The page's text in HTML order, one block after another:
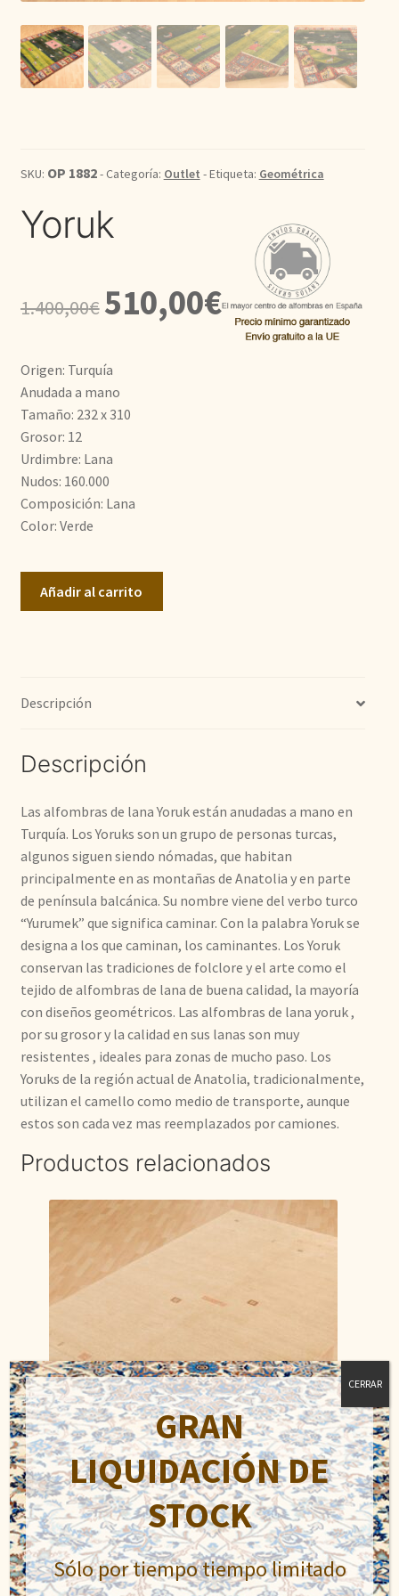
Kilim
Redondas
Seda
Pasillo
SKU: OP 1882- Categoría: Outlet - Etiqueta: Geométrica
Yoruk
1.400,00€
El
precio
era:
1.400,00€.
510,00€El
precio
Origen: Turquía
Anudada a mano
Tamaño: 232 x 310
Grosor: 12
Urdimbre: Lana
Nudos: 160.000
Composición: Lana
Color: Verde
Añadir al carrito
Descripción
Descripción
Las alfombras de lana Yoruk están anudadas a mano en
Turquía. Los Yoruks son un grupo de personas turcas,
algunos siguen siendo nómadas, que habitan
principalmente en as montañas de Anatolia y en parte
de península balcánica. Su nombre viene del verbo turco
“Yurumek” que significa caminar. Con la palabra Yoruk se
designa a los que caminan, los caminantes. Los Yoruk
conservan las tradiciones de folclore y el arte como el
tejido de alfombras de lana de buena calidad, la mayoría
con diseños geométricos. Las alfombras de lana yoruk ,
por su grosor y la calidad en sus lanas son muy
resistentes , ideales para zonas de mucho paso. Los
Yoruks de la región actual de Anatolia, tradicionalmente,
utilizan el camello como medio de transporte, aunque
estos son cada vez mas reemplazados por camiones.
Productos relacionados
Gabeh
900,00€
El
precio
original
550,00€El
precio
actual
GRAN
LIQUIDACIÓN DE
STOCK
Sólo por tiempo tiempo limitado
CERRAR